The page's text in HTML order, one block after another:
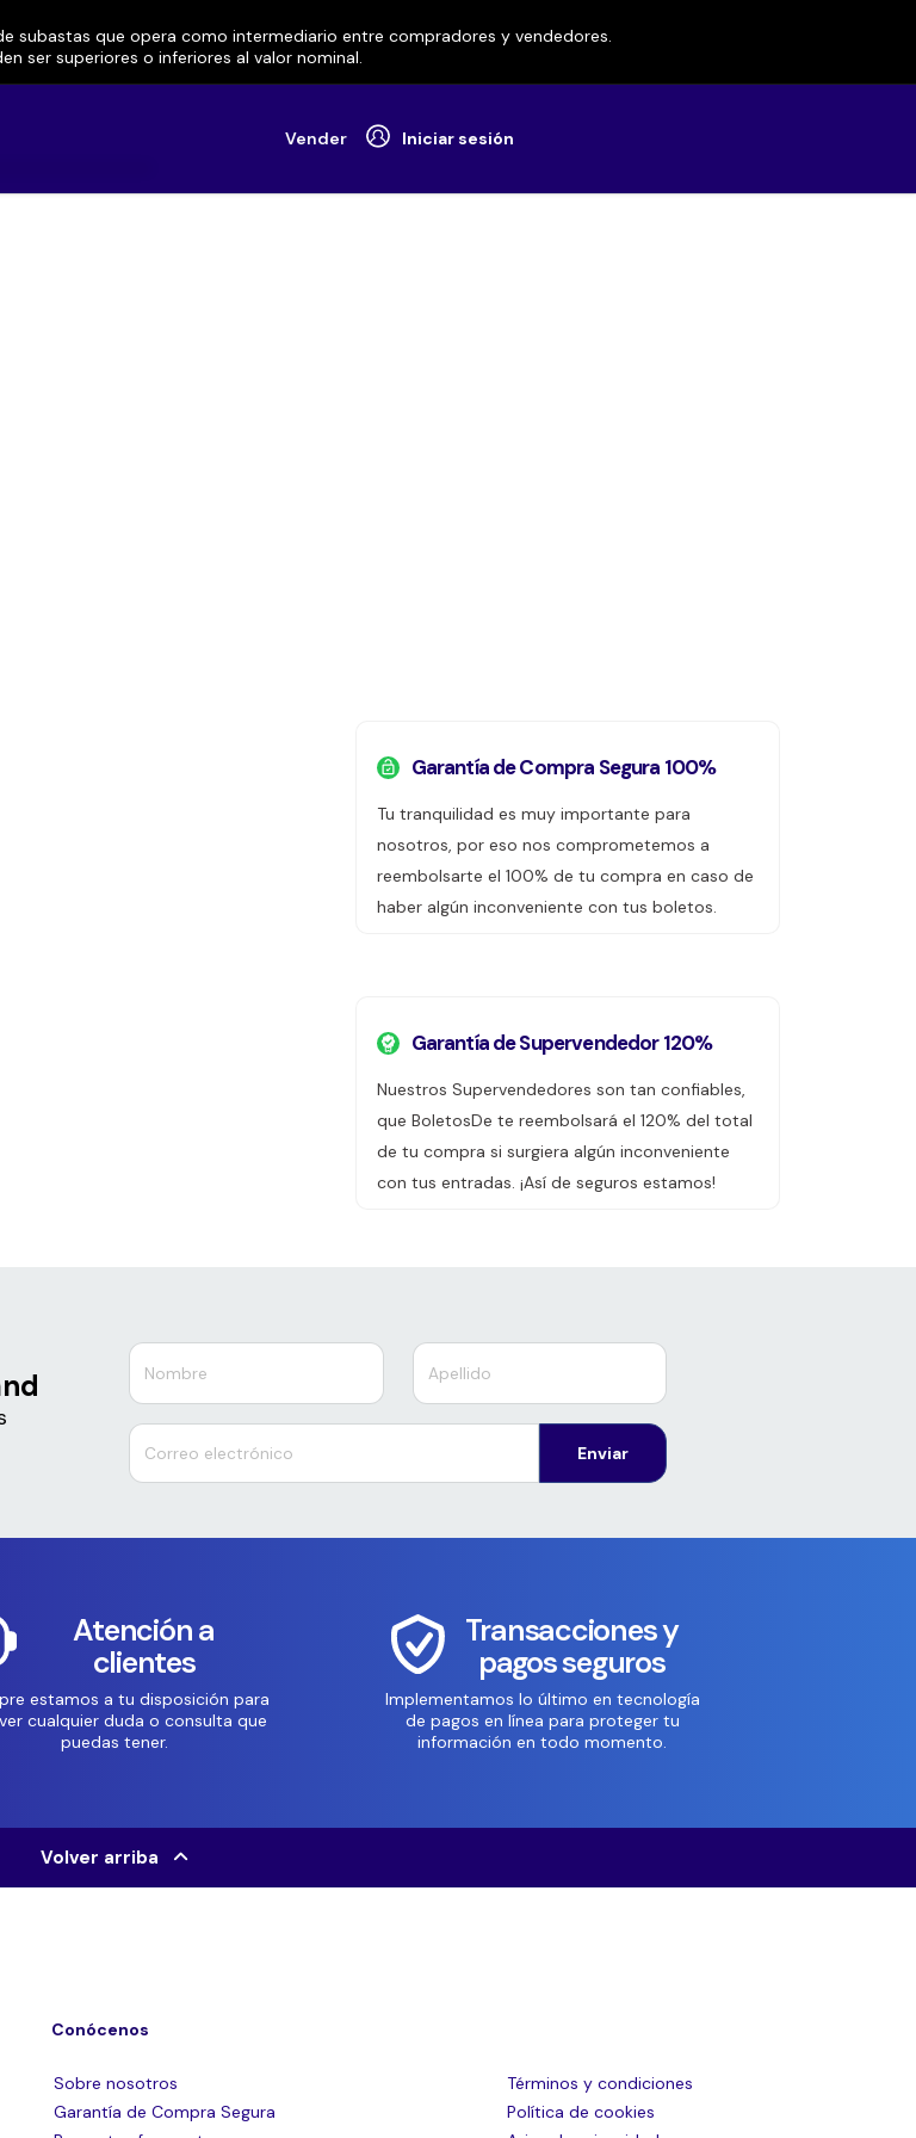
subastas que opera como intermediario entre compradores y vendedores.
ser superiores o inferiores al valor nominal.
Vender Iniciar sesión
Garantía de Compra Segura 100%
Tu tranquilidad es muy importante para
nosotros, por eso nos comprometemos a
reembolsarte el 100% de tu compra en caso de
haber algún inconveniente con tus boletos.
Garantía de Supervendedor 120%
Nuestros Supervendedores son tan confiables,
que BoletosDe te reembolsará el 120% del total
de tu compra si surgiera algún inconveniente
con tus entradas. ¡Así de seguros estamos!
Enviar
Atención a
clientes
estamos a tu disposición para
cualquier duda o consulta que
puedas tener.
Transacciones y
pagos seguros
Implementamos lo último en tecnología
de pagos en línea para proteger tu
información en todo momento.
Volver arriba
Conócenos
Sobre nosotros
Garantía de Compra Segura
Términos y condiciones
Política de cookies